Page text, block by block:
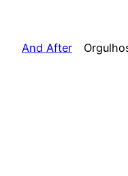
And After